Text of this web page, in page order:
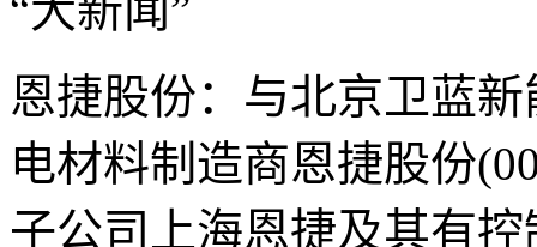
恩捷股份：与北京卫蓝
电材料制造商恩捷股份
子公司上海恩捷及其有